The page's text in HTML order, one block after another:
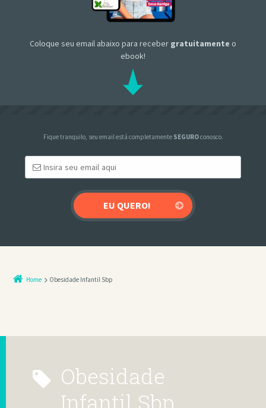
Coloque seu email abaixo para receber gratuitamente o
ebook!
Fique tranquilo, seu email está completamente SEGUROconosco.
Home Obesidade Infantil Sbp
Obesidade
Infantil Sbp